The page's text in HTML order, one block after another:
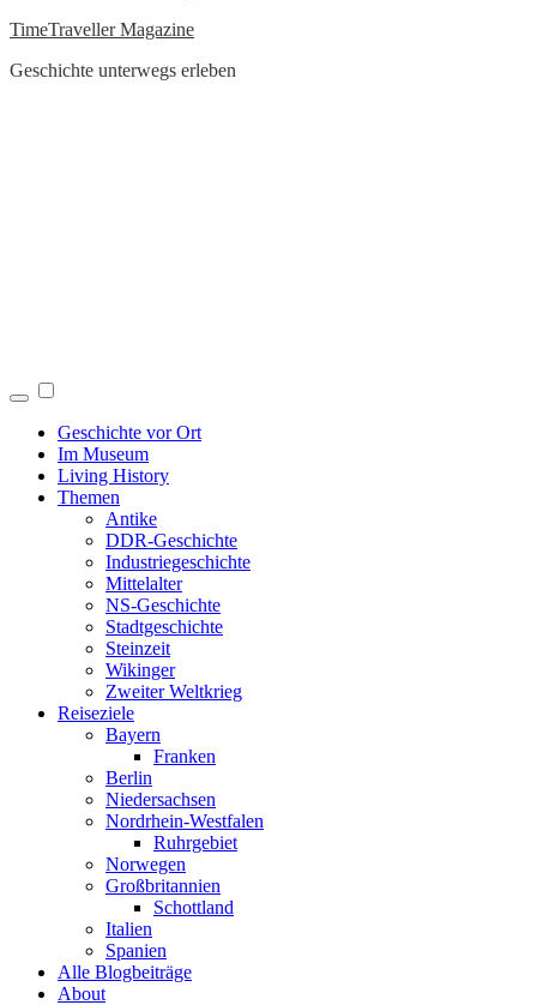
TimeTraveller Magazine
Geschichte unterwegs erleben
Geschichte vor Ort
Im Museum
Living History
Themen
Antike
DDR-Geschichte
Industriegeschichte
Mittelalter
NS-Geschichte
Stadtgeschichte
Steinzeit
Wikinger
Zweiter Weltkrieg
Reiseziele
Bayern
Franken
Berlin
Niedersachsen
Nordrhein-Westfalen
Ruhrgebiet
Norwegen
Großbritannien
Schottland
Italien
Spanien
Alle Blogbeiträge
About